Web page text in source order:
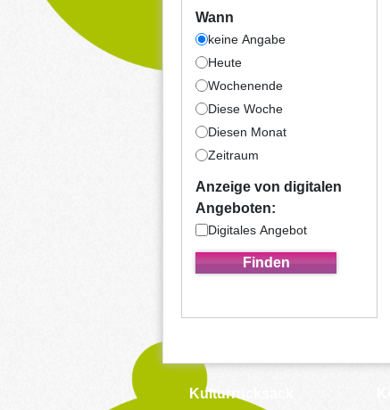
Wann
keine Angabe
Heute
Wochenende
Diese Woche
Diesen Monat
Zeitraum
Anzeige von digitalen
Angeboten:
Digitales Angebot
Kulturrucksack